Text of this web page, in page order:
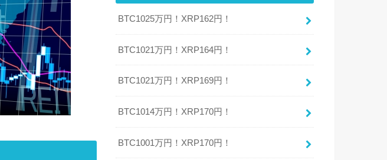
BTC1025万円！XRP162円！
BTC1021万円！XRP164円！
BTC1021万円！XRP169円！
BTC1014万円！XRP170円！
BTC1001万円！XRP170円！